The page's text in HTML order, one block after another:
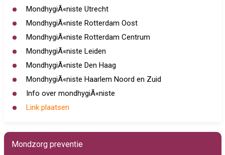
MondhygiÃ«niste Utrecht
MondhygiÃ«niste Rotterdam Oost
MondhygiÃ«niste Rotterdam Centrum
MondhygiÃ«niste Leiden
MondhygiÃ«niste Den Haag
MondhygiÃ«niste Haarlem Noord en Zuid
Info over mondhygiÃ«niste
Link plaatsen
Mondzorg preventie